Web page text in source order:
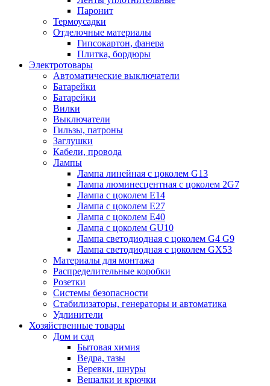
Паронит
Термоусадки
Отделочные материалы
Гипсокартон, фанера
Плитка, бордюры
Электротовары
Автоматические выключатели
Батарейки
Батарейки
Вилки
Выключатели
Гильзы, патроны
Заглушки
Кабели, провода
Лампы
Лампа линейная с цоколем G13
Лампа люминесцентная с цоколем 2G7
Лампа с цоколем E14
Лампа с цоколем E27
Лампа с цоколем E40
Лампа с цоколем GU10
Лампа светодиодная с цоколем G4 G9
Лампа светодиодная с цоколем GX53
Материалы для монтажа
Распределительные коробки
Розетки
Системы безопасности
Стабилизаторы, генераторы и автоматика
Удлинители
Хозяйственные товары
Дом и сад
Бытовая химия
Ведра, тазы
Веревки, шнуры
Вешалки и крючки